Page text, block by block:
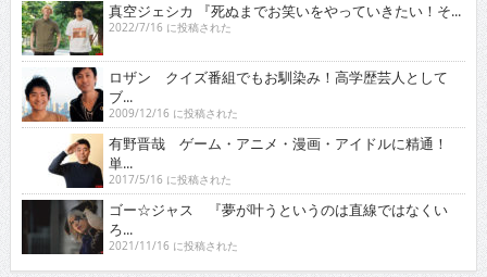
真空ジェシカ 『死ぬまでお笑いをやっていきたい！そ...
2022/7/16 に投稿された
ロザン クイズ番組でもお馴染み！高学歴芸人として
ブ...
2009/12/16 に投稿された
有野晋哉 ゲーム・アニメ・漫画・アイドルに精通！
単...
2017/5/16 に投稿された
ゴー☆ジャス 『夢が叶うというのは直線ではなくい
ろ...
2021/11/16 に投稿された